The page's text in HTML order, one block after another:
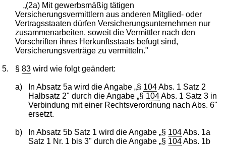
„(2a) Mit gewerbsmäßig tätigen
Versicherungsvermittlern aus anderen Mitglied- oder
Vertragsstaaten dürfen Versicherungsunternehmen nur
zusammenarbeiten, soweit die Vermittler nach den
Vorschriften ihres Herkunftsstaats befugt sind,
Versicherungsverträge zu vermitteln."
5. §83 wird wie folgt geändert:
a) In Absatz 5a wird die Angabe „§ 104Abs. 1 Satz 2
Halbsatz 2" durch die Angabe „§ 104Abs. 1 Satz 3 in
Verbindung mit einer Rechtsverordnung nach Abs. 6"
ersetzt.
b) In Absatz 5b Satz 1 wird die Angabe „§ 104Abs. 1a
Satz 1 Nr. 1 bis 3" durch die Angabe „§ 104Abs. 1b